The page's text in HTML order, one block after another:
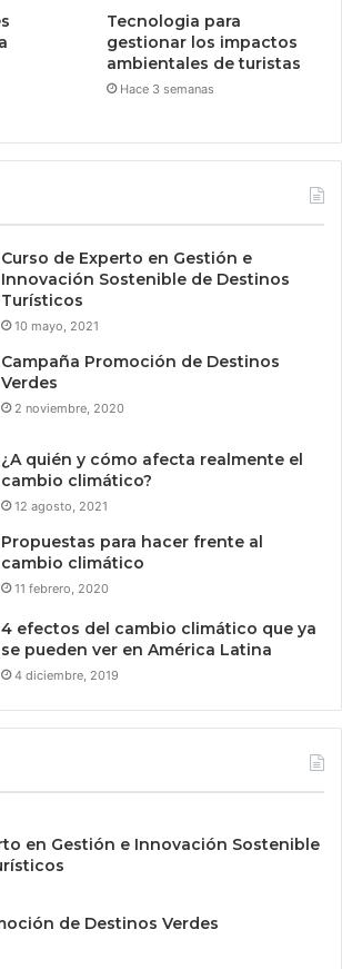
Tecnologia para
gestionar los impactos
ambientales de turistas
Hace 3 semanas
Curso de Experto en Gestión e
Innovación Sostenible de Destinos
Turísticos
10 mayo, 2021
Campaña Promoción de Destinos
Verdes
2 noviembre, 2020
¿A quién y cómo afecta realmente el
cambio climático?
12 agosto, 2021
Propuestas para hacer frente al
cambio climático
11 febrero, 2020
4 efectos del cambio climático que ya
se pueden ver en América Latina
4 diciembre, 2019
en Gestión e Innovación Sostenible
de Destinos Verdes